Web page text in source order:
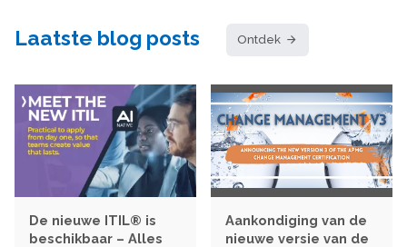
Laatste blog posts Ontdek
De nieuwe ITIL® is
beschikbaar – Alles
Aankondiging van de
nieuwe versie van de